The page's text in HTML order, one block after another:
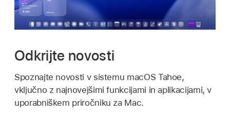
Odkrijte novosti
Spoznajte novosti v sistemu macOS Tahoe,
vključno z najnovejšimi funkcijami in aplikacijami, v
uporabniškem priročniku za Mac.